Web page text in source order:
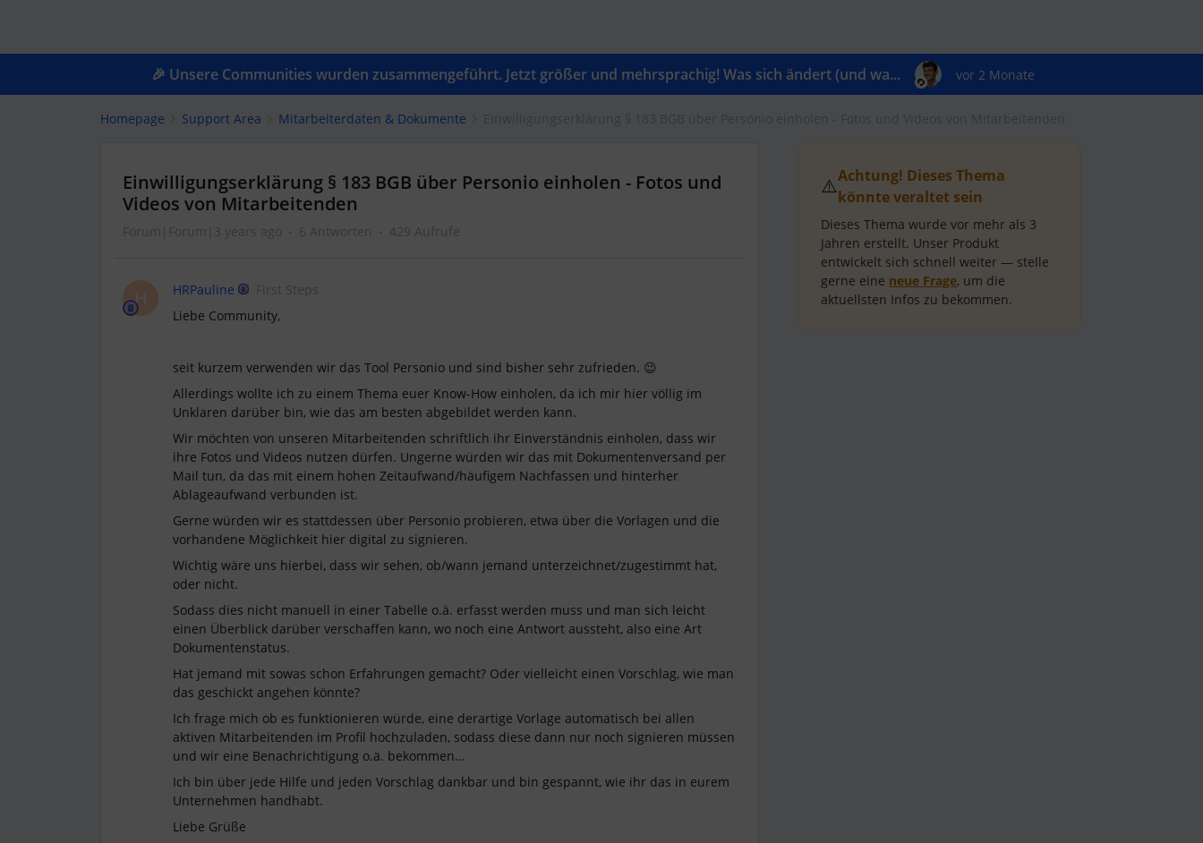
🎉 Unsere Communities wurden zusammengeführt. Jetzt größer und mehrsprachig! Was sich ändert (und wa... vor 2 Monate
Homepage Support Area Mitarbeiterdaten & Dokumente
Einwilligungserklärung § 183 BGB über Personio einholen - Fotos und
Videos von Mitarbeitenden
Forum|Forum|3 years ago 6 Antworten 429 Aufrufe
H HRPauline
First Steps
Liebe Community,
seit kurzem verwenden wir das Tool Personio und sind bisher sehr zufrieden. 😉
Allerdings wollte ich zu einem Thema euer Know-How einholen, da ich mir hier völlig im
Unklaren darüber bin, wie das am besten abgebildet werden kann.
Wir möchten von unseren Mitarbeitenden schriftlich ihr Einverständnis einholen, dass wir
ihre Fotos und Videos nutzen dürfen. Ungerne würden wir das mit Dokumentenversand per
Mail tun, da das mit einem hohen Zeitaufwand/häufigem Nachfassen und hinterher
Ablageaufwand verbunden ist.
Gerne würden wir es stattdessen über Personio probieren, etwa über die Vorlagen und die
vorhandene Möglichkeit hier digital zu signieren.
Wichtig wäre uns hierbei, dass wir sehen, ob/wann jemand unterzeichnet/zugestimmt hat,
oder nicht.
Sodass dies nicht manuell in einer Tabelle o.ä. erfasst werden muss und man sich leicht
einen Überblick darüber verschaffen kann, wo noch eine Antwort aussteht, also eine Art
Dokumentenstatus.
Hat jemand mit sowas schon Erfahrungen gemacht? Oder vielleicht einen Vorschlag, wie man
das geschickt angehen könnte?
Ich frage mich ob es funktionieren würde, eine derartige Vorlage automatisch bei allen
aktiven Mitarbeitenden im Profil hochzuladen, sodass diese dann nur noch signieren müssen
und wir eine Benachrichtigung o.ä. bekommen…
Ich bin über jede Hilfe und jeden Vorschlag dankbar und bin gespannt, wie ihr das in eurem
Unternehmen handhabt.
Liebe Grüße
⚠️Achtung! Dieses Thema
könnte veraltet sein
Dieses Thema wurde vor mehr als 3
Jahren erstellt. Unser Produkt
entwickelt sich schnell weiter — stelle
gerne eine neue Frage, um die
aktuellsten Infos zu bekommen.